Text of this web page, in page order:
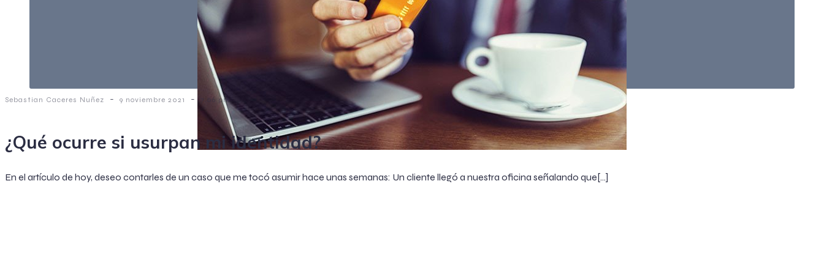
Sebastian Caceres Nuñez - 9 noviembre 2021 - 7:06 pm
¿Qué ocurre si usurpan mi identidad?
En el artículo de hoy, deseo contarles de un caso que me tocó asumir hace unas semanas: Un cliente llegó a nuestra oficina señalando que[…]